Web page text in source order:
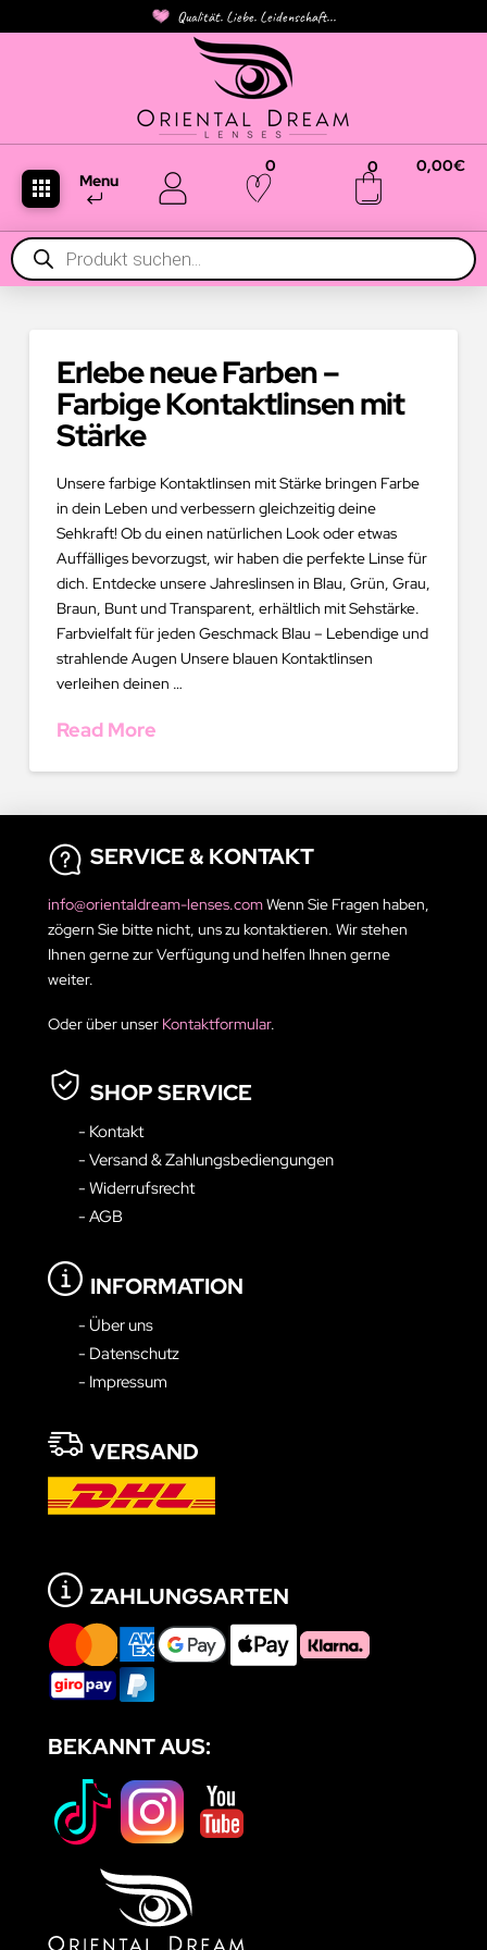
Qualität. Liebe. Leidenschaft...
Menu
0 0 0,00€
Products
search
Erlebe neue Farben –
Farbige Kontaktlinsen mit
Stärke
Unsere farbige Kontaktlinsen mit Stärke bringen Farbe
in dein Leben und verbessern gleichzeitig deine
Sehkraft! Ob du einen natürlichen Look oder etwas
Auffälliges bevorzugst, wir haben die perfekte Linse für
dich. Entdecke unsere Jahreslinsen in Blau, Grün, Grau,
Braun, Bunt und Transparent, erhältlich mit Sehstärke.
Farbvielfalt für jeden Geschmack Blau – Lebendige und
strahlende Augen Unsere blauen Kontaktlinsen
verleihen deinen …
Read More
SERVICE & KONTAKT
info@orientaldream-lenses.comWenn Sie Fragen haben,
zögern Sie bitte nicht, uns zu kontaktieren. Wir stehen
Ihnen gerne zur Verfügung und helfen Ihnen gerne
weiter.
Oder über unser Kontaktformular.
SHOP SERVICE
- Kontakt
- Versand & Zahlungsbediengungen
- Widerrufsrecht
- AGB
INFORMATION
- Über uns
- Datenschutz
- Impressum
VERSAND
ZAHLUNGSARTEN
BEKANNT AUS: